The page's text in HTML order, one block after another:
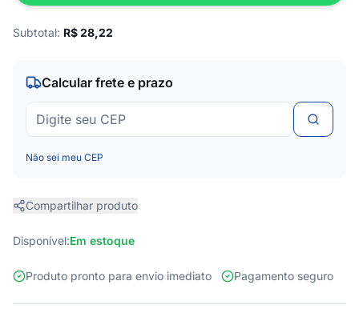
Subtotal: R$28,22
Calcular frete e prazo
Não sei meu CEP
Compartilhar produto
Disponível:Em estoque
Produto pronto para envio imediato Pagamento seguro